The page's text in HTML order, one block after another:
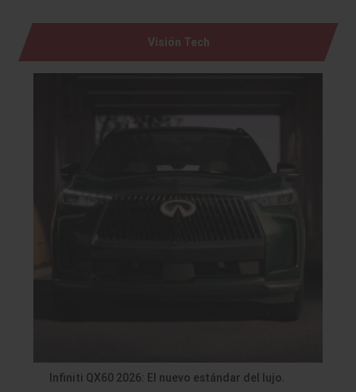
Visión Tech
Infiniti QX60 2026: El nuevo estándar del lujo.